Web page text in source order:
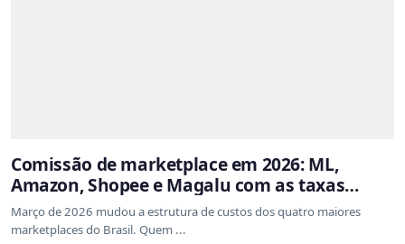
Comissão de marketplace em 2026: ML,
Amazon, Shopee e Magalu com as taxas
atualizadas
Março de 2026 mudou a estrutura de custos dos quatro maiores
marketplaces do Brasil. Quem ...